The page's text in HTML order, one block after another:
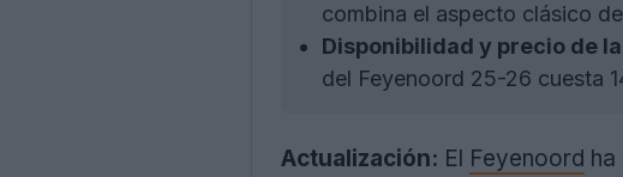
combina el aspecto clásico
Disponibilidad y precio de
del Feyenoord 25-26 cuesta
Actualización: El Feyenoord ha